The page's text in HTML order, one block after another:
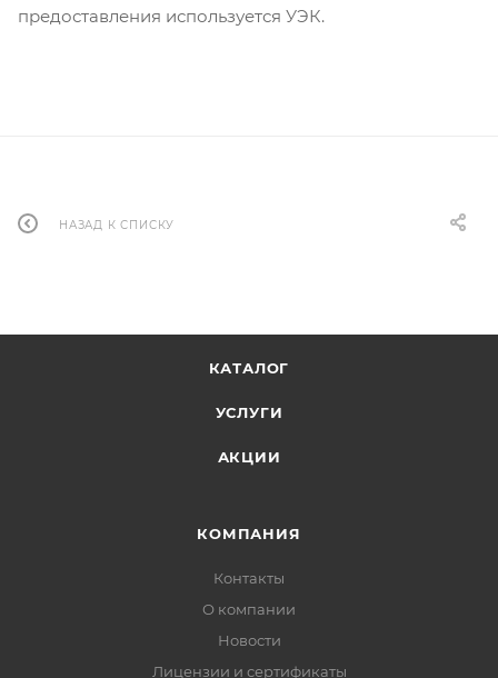
предоставления используется УЭК.
НАЗАД К СПИСКУ
КАТАЛОГ
УСЛУГИ
АКЦИИ
КОМПАНИЯ
Контакты
О компании
Новости
Лицензии и сертификаты